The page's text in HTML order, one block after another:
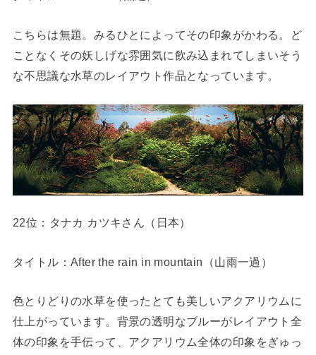
こちらは無題。みるひとによってその印象がかわる。ど
ことなくその妖しげな雰囲気に飲み込まれてしまいそう
な不思議な水草のレイアウト作品となっています。
22位：タナカ カツキさん（日本）
タイトル：After the rain in mountain（山雨一過）
色とりどりの水草を使ったとても美しいアクアリウムに
仕上がっています。背景の透明なブルーがレイアウト全
体の印象を手伝って、アクアリウム全体の印象をぎゅっ